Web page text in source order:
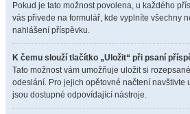
Pokud je tato možnost povolena, u každého
vás přivede na formulář, kde vyplníte všechny
nahlášení příspěvku.
K čemu slouží tlačítko „Uložit“ při psaní
Tato možnost vám umožňuje uložit si
odeslání. Pro jejich opětovné načtení navštivte
jsou dostupné odpovídající nástroje.